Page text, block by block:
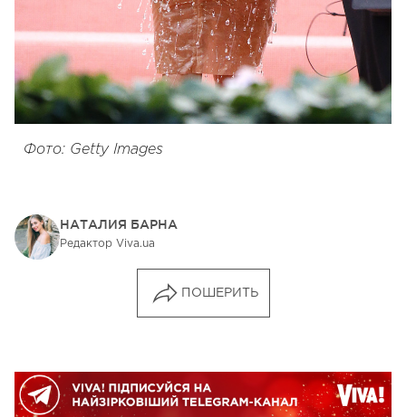
Фото: Getty Images
НАТАЛИЯ БАРНА
Редактор Viva.ua
ПОШЕРИТЬ